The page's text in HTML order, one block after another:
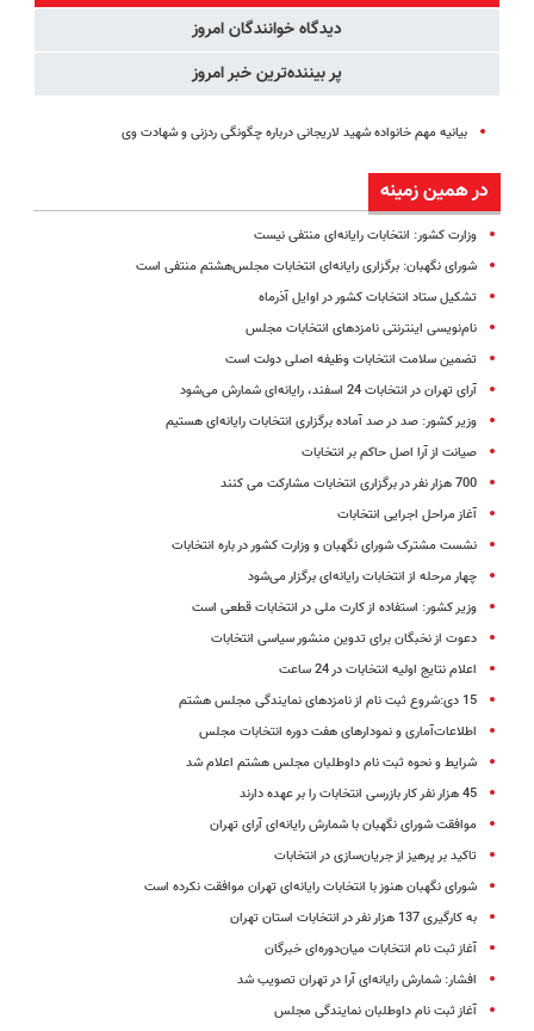
دیدگاه خوانندگان امروز
پر بیننده‌ترین خبر امروز
بیانیه مهم خانواده شهید لاریجانی درباره چگونگی ردزنی و شهادت وی
در همین زمینه
وزارت کشور: انتخابات رایانه‌ای منتفی نیست
شورای نگهبان: برگزاری رایانه‌ای انتخابات مجلس‌هشتم منتفی است
تشکیل ستاد انتخابات کشور در اوایل آذرماه
نام‌نویسی اینترنتی نامزدهای انتخابات مجلس
تضمین سلامت انتخابات وظیفه اصلی دولت است
آرای تهران در انتخابات 24‌ اسفند، رایانه‌ای شمارش می‌شود
وزیر کشور: صد در صد آماده برگزاری انتخابات رایانه‌‌ای هستیم
صیانت از آرا اصل حاکم بر انتخابات
700 هزار نفر در برگزاری انتخابات مشارکت می کنند
آغاز مراحل اجرایی انتخابات
نشست مشترک شورای نگهبان و وزارت کشور در باره انتخابات
چهار مرحله از انتخابات رایانه‌ای برگزار می‌شود
وزیر کشور: استفاده از کارت ملی در انتخابات قطعی است
دعوت از نخبگان برای تدوین منشور سیاسی انتخابات
اعلام نتایج اولیه انتخابات در 24 ساعت
15 دی:شروع ثبت نام از نامزدهای نمایندگی مجلس هشتم
اطلاعات‌آماری و نمودارهای هفت دوره انتخابات مجلس
شرایط و نحوه ثبت نام داوطلبان مجلس هشتم اعلام شد
45 هزار نفر کار بازرسی انتخابات را بر عهده دارند
موافقت شورای نگهبان با شمارش رایانه‌‌ای آرای تهران
تاکید بر پرهیز از جریان‌سازی در انتخابات
شورای نگهبان هنوز با انتخابات رایانه‌ای تهران موافقت نکرده است
به کارگیری 137 هزار نفر در انتخابات استان تهران
آغاز ثبت نام انتخابات میان‌دوره‌ای خبرگان
افشار: شمارش رایانه‌ای آرا در تهران تصویب شد
آغاز ثبت نام داوطلبان نمایندگی مجلس